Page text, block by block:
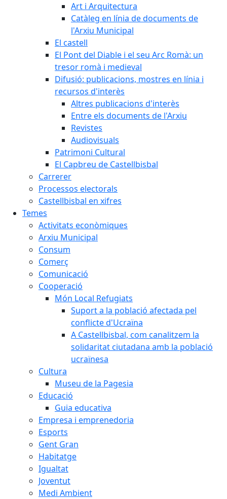
Art i Arquitectura
Catàleg en línia de documents de
l'Arxiu Municipal
El castell
El Pont del Diable i el seu Arc Romà: un
tresor romà i medieval
Difusió: publicacions, mostres en línia i
recursos d'interès
Altres publicacions d'interès
Entre els documents de l'Arxiu
Revistes
Audiovisuals
Patrimoni Cultural
El Capbreu de Castellbisbal
Carrerer
Processos electorals
Castellbisbal en xifres
Temes
Activitats econòmiques
Arxiu Municipal
Consum
Comerç
Comunicació
Cooperació
Món Local Refugiats
Suport a la població afectada pel
conflicte d'Ucraïna
A Castellbisbal, com canalitzem la
solidaritat ciutadana amb la població
ucraïnesa
Cultura
Museu de la Pagesia
Educació
Guia educativa
Empresa i emprenedoria
Esports
Gent Gran
Habitatge
Igualtat
Joventut
Medi Ambient